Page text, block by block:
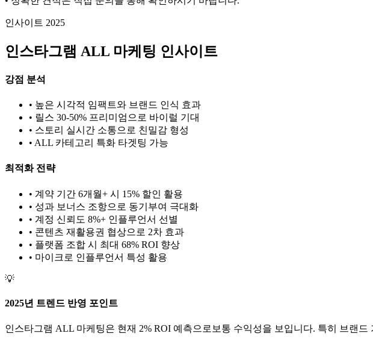
인사이트 2025
인스타그램 ALL 마케팅 인사이트
강점 분석
• 높은 시각적 임팩트와 브랜드 인식 효과
• 릴스 30-50% 프리미엄으로 바이럴 기대
• 스토리 실시간 소통으로 친밀감 형성
• ALL 카테고리 특화 타겟팅 가능
최적화 전략
• 계약 기간 6개월+ 시 15% 할인 활용
• 성과 보너스 조항으로 동기부여 극대화
• 계정 신뢰도 8%+ 인플루언서 선별
• 콘텐츠 재활용권 협상으로 2차 효과
• 플랫폼 조합 시 최대 68% ROI 향상
• 마이크로 인플루언서 특성 활용
💡
2025년 트렌드 반영 포인트
인스타그램 ALL 마케팅은 현재 2% ROI 예측으로 보통 수익성을 보입니다. 특히 브랜드